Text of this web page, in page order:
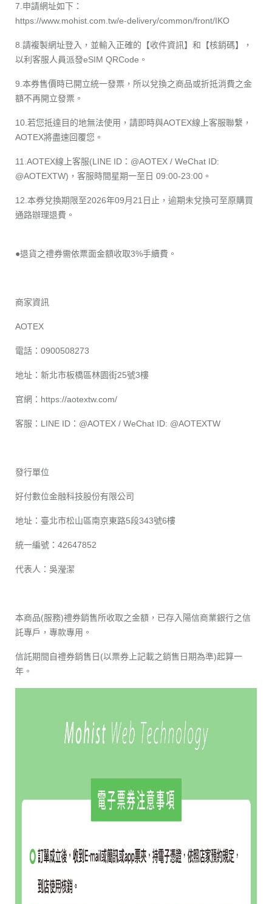
7.申請網址如下：
https://www.mohist.com.tw/e-delivery/common/front/IKO
8.請複製網址登入，並輸入正確的【收件資訊】和【核銷碼】，
以利客服人員派發eSIM QRCode。
9.本券售價時已開立統一發票，所以兌換之商品或折抵消費之金
額不再開立發票。
10.若您抵達目的地無法使用，請即時與AOTEX線上客服聯繫，
AOTEX將盡速回覆您。
11.AOTEX線上客服(LINE ID：@AOTEX / WeChat ID:
@AOTEXTW)，客服時間星期一至日 09:00-23:00。
12.本券兌換期限至2026年09月21日止，逾期未兌換可至原購買
通路辦理退費。
●退貨之禮券需依票面金額收取3%手續費。
商家資訊
AOTEX
電話：0900508273
地址：新北市板橋區林園街25號3樓
官網： https://aotextw.com/
客服：LINE ID：@AOTEX / WeChat ID: @AOTEXTW
發行單位
好付數位金融科技股份有限公司
地址：臺北市松山區南京東路5段343號6樓
統一編號：42647852
代表人：吳瀅潔
本商品(服務)禮券銷售所收取之金額，已存入陽信商業銀行之信
託專戶，專款專用。
信託期間自禮券銷售日(以票券上記載之銷售日期為準)起算一
年。